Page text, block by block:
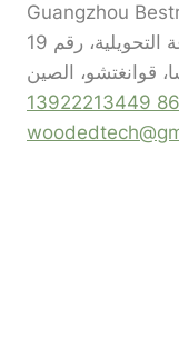
Guangzhou
المبنى رقم 4، منطقة الصناعة التحويلية، رقم 19
قوانغتشو، الصين